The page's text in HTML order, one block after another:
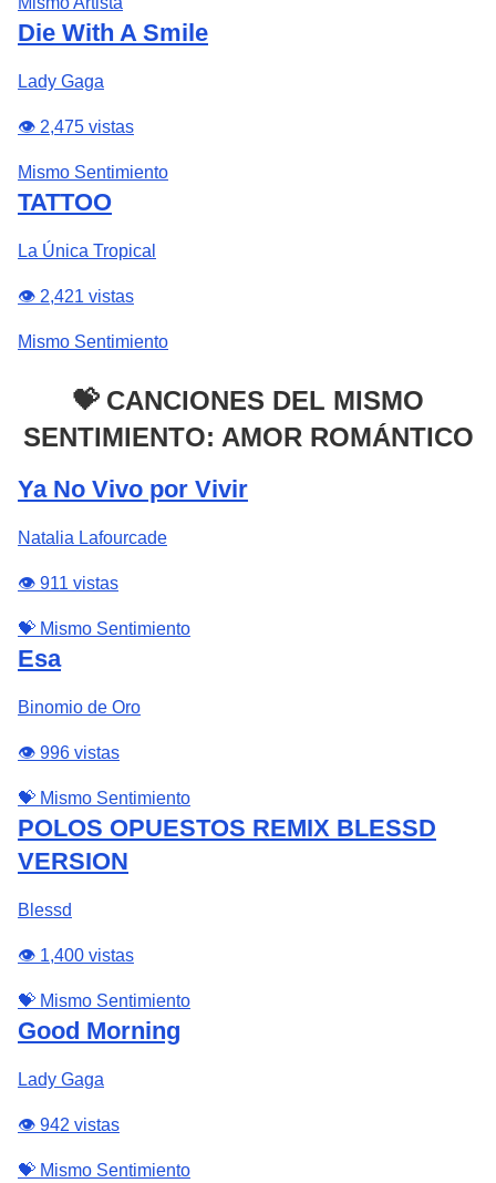
Die With A Smile
Lady Gaga
👁️ 2,475 vistas
Mismo Sentimiento
TATTOO
La Única Tropical
👁️ 2,421 vistas
Mismo Sentimiento
💝 CANCIONES DEL MISMO
SENTIMIENTO: AMOR ROMÁNTICO
Ya No Vivo por Vivir
Natalia Lafourcade
👁️ 911 vistas
💝 Mismo Sentimiento
Esa
Binomio de Oro
👁️ 996 vistas
💝 Mismo Sentimiento
POLOS OPUESTOS REMIX BLESSD
VERSION
Blessd
👁️ 1,400 vistas
💝 Mismo Sentimiento
Good Morning
Lady Gaga
👁️ 942 vistas
💝 Mismo Sentimiento